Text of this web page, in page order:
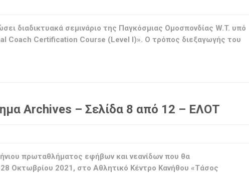
διαδικτυακά σεμινάριο της Παγκόσμιας Ομοσπονδίας W.T. υπό
Coach Certification Course (Level I)». Ο τρόπος διεξαγωγής του
Archives – Σελίδα 8 από 12 – ΕΛΟΤ
πρωταθλήματος εφήβων και νεανίδων που θα
Οκτωβρίου 2021, στο Αθλητικό Κέντρο Κανήθου «Τάσος